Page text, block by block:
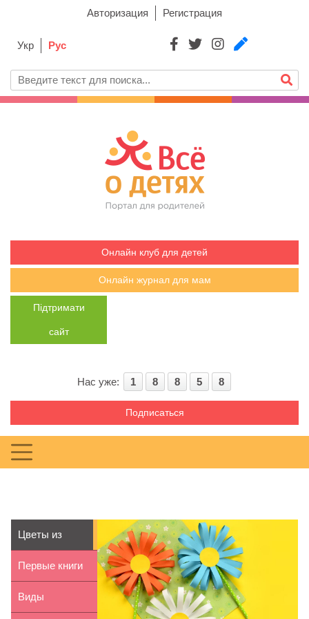
Авторизация Регистрация
Укр Рус
Онлайн клуб для детей
Онлайн журнал для мам
Підтримати
сайт
Нас уже: 1 8 8 5 8
Подписаться
Цветы из
бумаги для
детей: маст...
Первые книги
для малышей
Виды